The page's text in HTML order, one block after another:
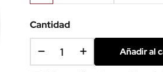
Cantidad
Añadir al